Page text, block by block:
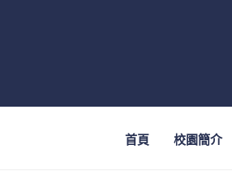
首頁 校園簡介